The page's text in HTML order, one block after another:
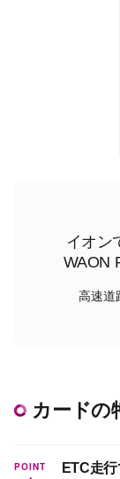
イオン
WAON
高速道
カードの
POINT ETC走